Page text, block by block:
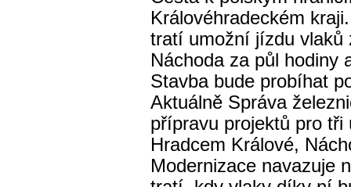
Královéhradeckém
tratí umožní jízdu vlaků
Náchoda za půl hodiny
Stavba bude probíhat
Aktuálně Správa
přípravu projektů pro tři
Hradcem Králové,
Modernizace navazuje